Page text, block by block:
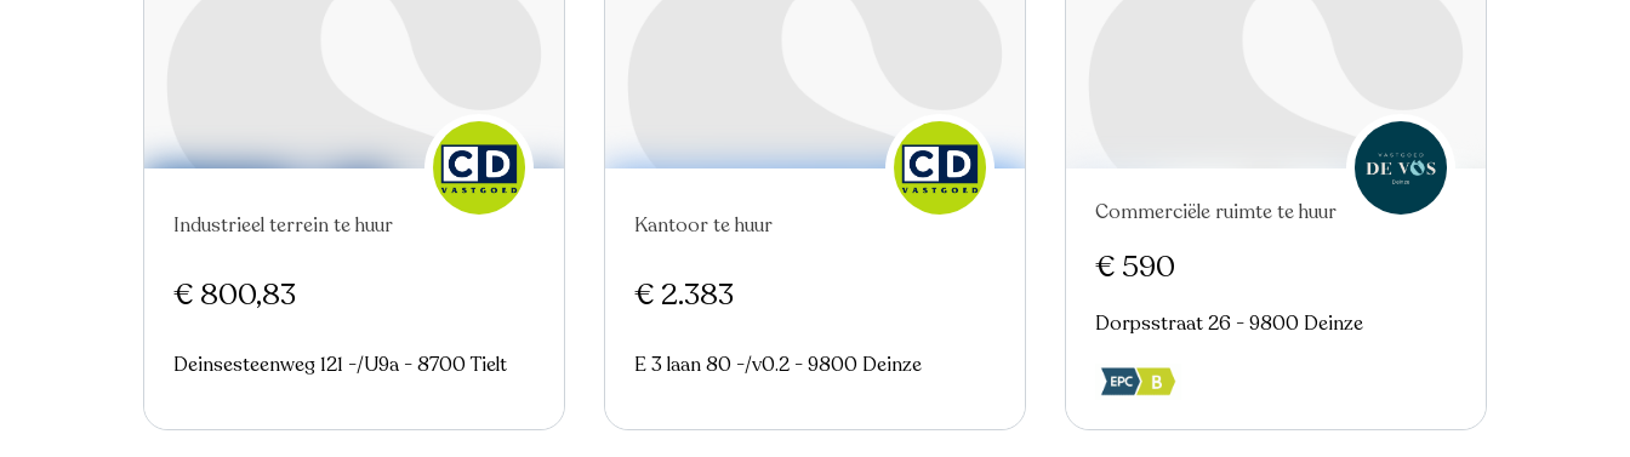
Industrieel terrein te huur
€ 800,83
Deinsesteenweg 121 -/U9a - 8700 Tielt
Kantoor te huur
€ 2.383
E 3 laan 80 -/v0.2 - 9800 Deinze
In optie
Commerciële ruimte te huur
€ 590
Dorpsstraat 26 - 9800 Deinze